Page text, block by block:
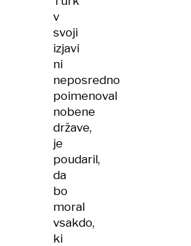
v
svoji
izjavi
ni
neposredno
poimenoval
nobene
države,
je
poudaril,
da
bo
moral
vsakdo,
ki